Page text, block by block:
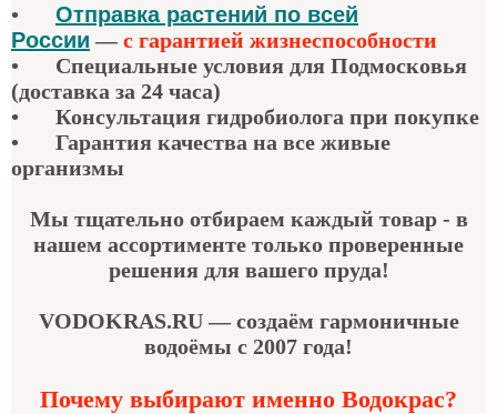
•
Отправка растений по всей
России —с гарантией жизнеспособности
•
Специальные условия для Подмосковья
(доставка за 24 часа)
•
Консультация гидробиолога при покупке
•
Гарантия качества на все живые
организмы
Мы тщательно отбираем каждый товар - в
нашем ассортименте только проверенные
решения для вашего пруда!
VODOKRAS.RU — создаём гармоничные
водоёмы с 2007 года!
Почему выбирают именно Водокрас?